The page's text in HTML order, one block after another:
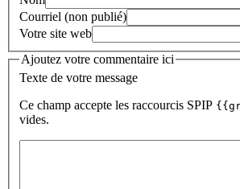
Courriel (non publié)
Votre site web
Ajoutez votre commentaire ici
Texte de votre message
Ce champ accepte les raccourcis SPIP
vides.